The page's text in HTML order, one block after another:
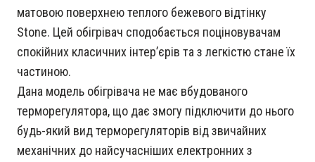
матовою поверхнею теплого бежевого відтінку
Stone. Цей обігрівач сподобається поціновувачам
спокійних класичних інтер’єрів та з легкістю стане їх
частиною.
Дана модель обігрівача не має вбудованого
терморегулятора, що дає змогу підключити до нього
будь-який вид терморегуляторів від звичайних
механічних до найсучасніших електронних з